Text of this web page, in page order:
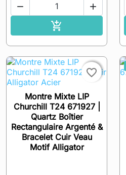
 


favorite_border
Montre Mixte LIP
Churchill T24 671927 |
Quartz Boîtier
Rectangulaire Argenté &
Bracelet Cuir Veau
Motif Alligator